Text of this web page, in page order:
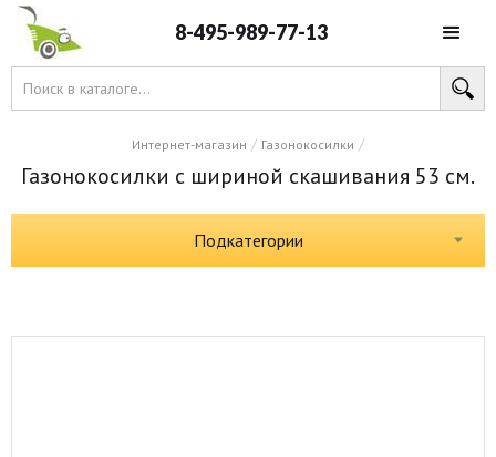
8-495-989-77-13
Интернет-магазин / Газонокосилки /
Газонокосилки с шириной скашивания 53 см.
Подкатегории